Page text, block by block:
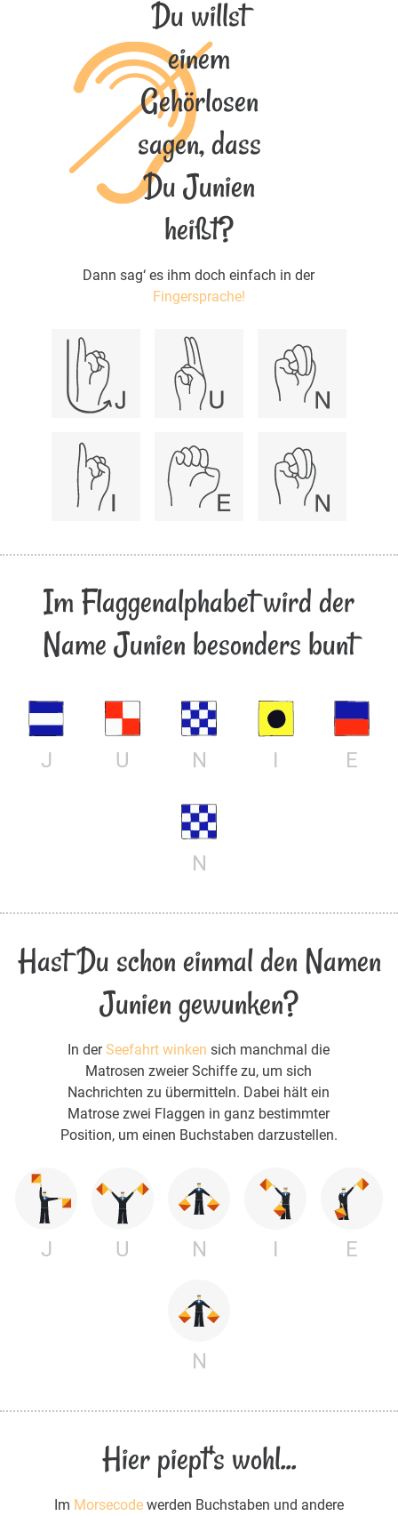
Du willst
einem
Gehörlosen
sagen, dass
Du Junien
heißt?
Dann sag‘ es ihm doch einfach in der
Fingersprache!
Im Flaggenalphabet wird der
Name Junien besonders bunt
J U N I E
N
Hast Du schon einmal den Namen
Junien gewunken?
In derSeefahrt winken sich manchmal die
Matrosen zweier Schiffe zu, um sich
Nachrichten zu übermitteln. Dabei hält ein
Matrose zwei Flaggen in ganz bestimmter
Position, um einen Buchstaben darzustellen.
J U N I E
N
Hier piept's wohl...
Im Morsecodewerden Buchstaben und andere